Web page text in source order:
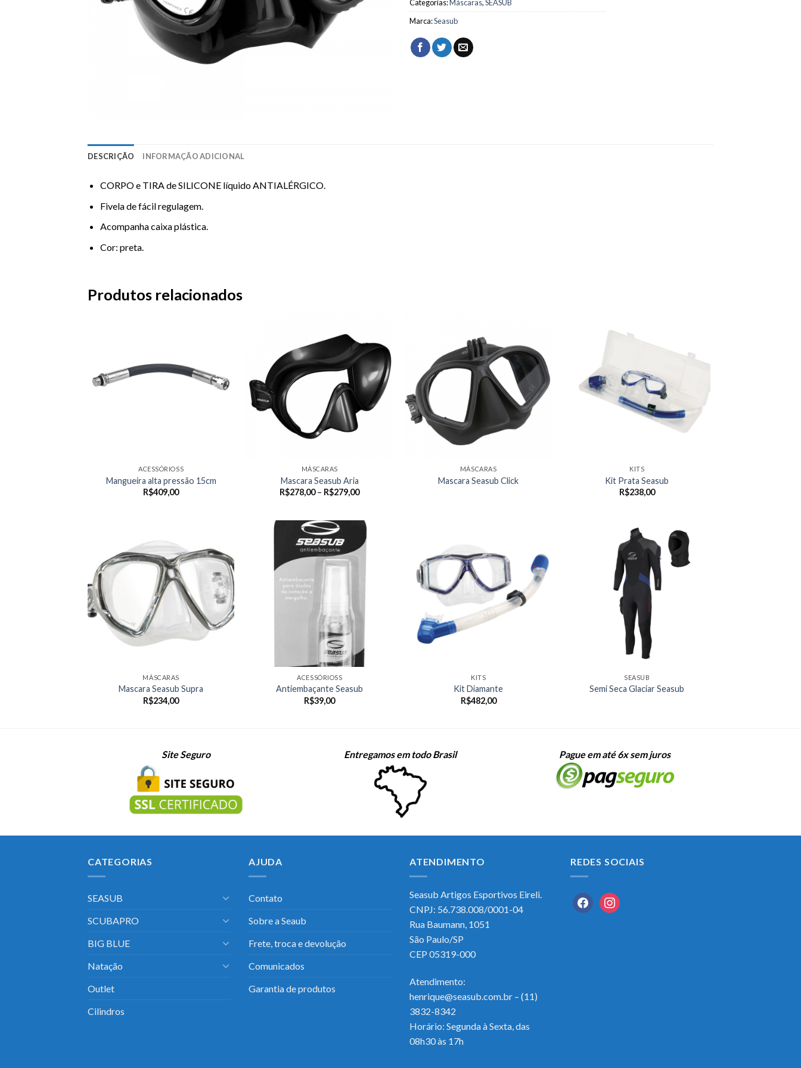
Categorias:Máscaras,SEASUB
Marca:Seasub
DESCRIÇÃO INFORMAÇÃO ADICIONAL
CORPO e TIRA de SILICONE líquido ANTIALÉRGICO.
Fivela de fácil regulagem.
Acompanha caixa plástica.
Cor: preta.
Produtos relacionados
ACESSÓRIOSS
Mangueira alta pressão 15cm
R$409,00
MÁSCARAS
Mascara Seasub Aria
R$278,00 – R$279,00Faixa
através
R$279,00
MÁSCARAS
Mascara Seasub Click
KITS
Kit Prata Seasub
R$238,00
MÁSCARAS
Mascara Seasub Supra
R$234,00
ACESSÓRIOSS
Antiembaçante Seasub
R$39,00
KITS
Kit Diamante
R$482,00
SEASUB
Semi Seca Glaciar Seasub
Site Seguro Entregamos em todo Brasil Pague em até 6x sem juros
CATEGORIAS
SEASUB
SCUBAPRO
BIG BLUE
Natação
Outlet
Cilindros
AJUDA
Contato
Sobre a Seaub
Frete, troca e devolução
Comunicados
Garantia de produtos
ATENDIMENTO
Seasub Artigos Esportivos Eireli.
CNPJ: 56.738.008/0001-04
Rua Baumann, 1051
São Paulo/SP
CEP 05319-000
Atendimento:
henrique@seasub.com.br – (11)
3832-8342
Horário: Segunda à Sexta, das
08h30 às 17h
REDES SOCIAIS
facebookinstagram